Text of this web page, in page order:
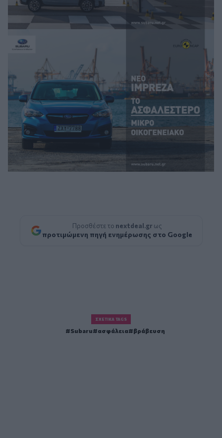
Προσθέστε το nextdeal.gr ως
προτιμώμενη πηγή ενημέρωσης στο Google
ΣΧΕΤΙΚΆ TAGS
Subaru ασφάλεια βράβευση